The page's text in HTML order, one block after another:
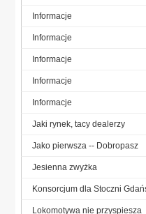
Informacje
Informacje
Informacje
Informacje
Informacje
Jaki rynek, tacy dealerzy
Jako pierwsza -- Dobropasz
Jesienna zwyżka
Konsorcjum dla Stoczni
Lokomotywa nie przyspiesza